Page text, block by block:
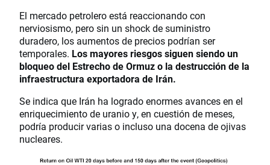
El mercado petrolero está reaccionando con
nerviosismo, pero sin un shock de suministro
duradero, los aumentos de precios podrían ser
temporales. Los mayores riesgos siguen siendo un
bloqueo del Estrecho de Ormuz o la destrucción de la
infraestructura exportadora de Irán.
Se indica que Irán ha logrado enormes avances en el
enriquecimiento de uranio y, en cuestión de meses,
podría producir varias o incluso una docena de ojivas
nucleares.